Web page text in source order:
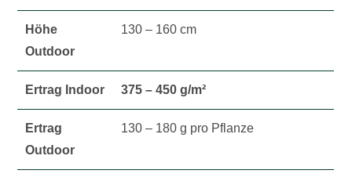
Höhe
Outdoor
130 – 160 cm
Ertrag Indoor 375 – 450 g/m²
Ertrag
Outdoor
130 – 180 g pro Pflanze